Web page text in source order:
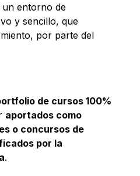
entorno de
y sencillo, que
por parte del
de cursos 100%
aportados como
o concursos de
por la
.